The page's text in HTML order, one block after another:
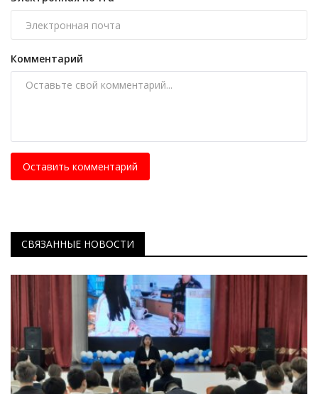
Комментарий
Оставить комментарий
СВЯЗАННЫЕ НОВОСТИ